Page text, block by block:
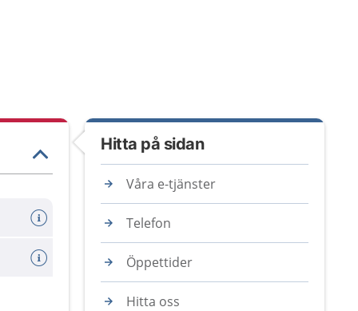
Hitta på sidan
Våra e-tjänster
Telefon
Öppettider
Hitta oss